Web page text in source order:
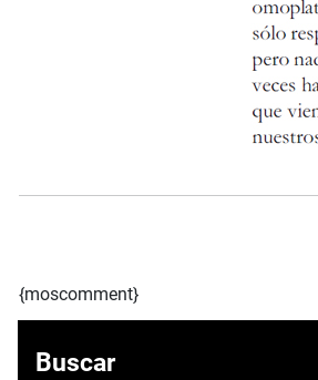
{moscomment}
Buscar